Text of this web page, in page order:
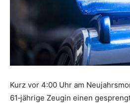
Kurz vor 4:00 Uhr am
61‑jährige Zeugin einen